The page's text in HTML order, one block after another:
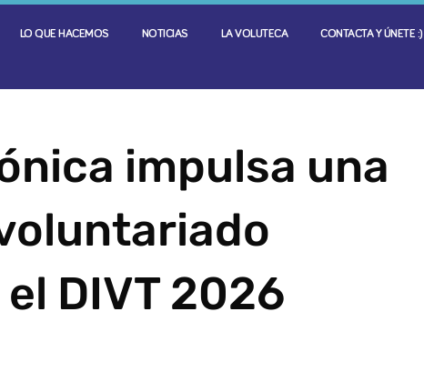
LO QUE HACEMOS NOTICIAS LA VOLUTECA CONTACTA Y ÚNETE :)
impulsa una
DIVT 2026